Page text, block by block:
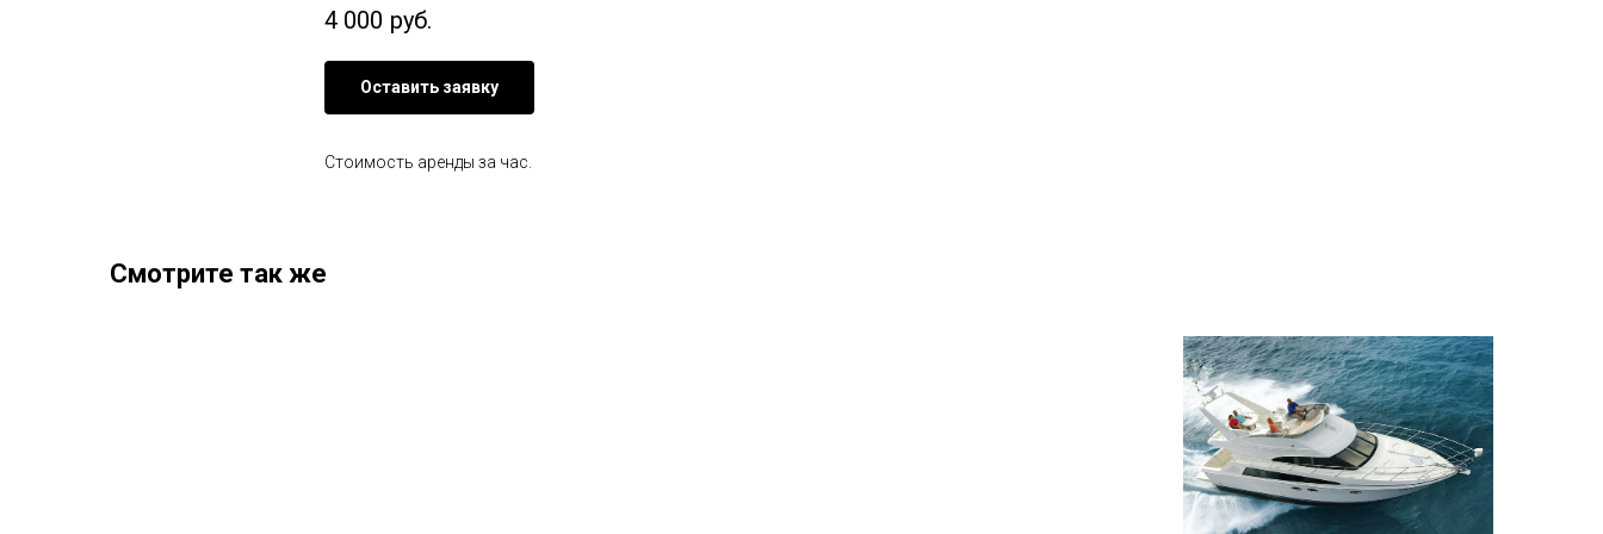
4 000 руб.
Оставить заявку
Стоимость аренды за час.
Смотрите так же